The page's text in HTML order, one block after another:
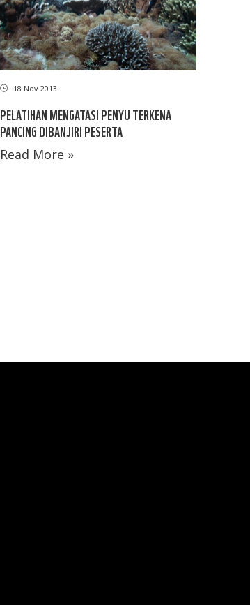
18 Nov 2013
PELATIHAN MENGATASI PENYU TERKENA
PANCING DIBANJIRI PESERTA
Read More »